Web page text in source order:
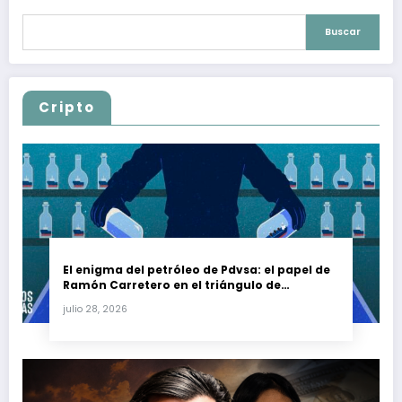
Buscar
Cripto
El enigma del petróleo de Pdvsa: el papel de
Ramón Carretero en el triángulo de
julio 28, 2026